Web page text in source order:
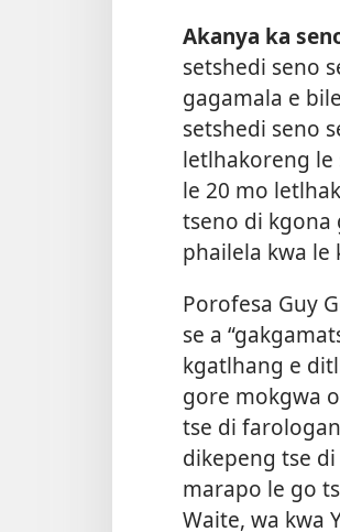
Akanya ka
setshedi seno
gagamala e
setshedi seno
letlhakoreng le
le 20 mo
tseno di kgona
phailela kwa le
Porofesa Guy
se a
kgatlhang e
gore mokgwa
tse di
dikepeng tse
marapo le go
Waite, wa kwa